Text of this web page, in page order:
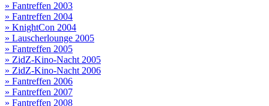
» Fantreffen 2003
» Fantreffen 2004
» KnightCon 2004
» Lauscherlounge 2005
» Fantreffen 2005
» ZidZ-Kino-Nacht 2005
» ZidZ-Kino-Nacht 2006
» Fantreffen 2006
» Fantreffen 2007
» Fantreffen 2008